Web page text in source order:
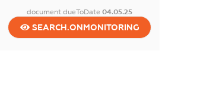
document.dueToDate04.05.25
SEARCH.ONMONITORING